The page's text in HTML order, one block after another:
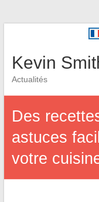
Kevin
Actualités
Des
astuces
votre